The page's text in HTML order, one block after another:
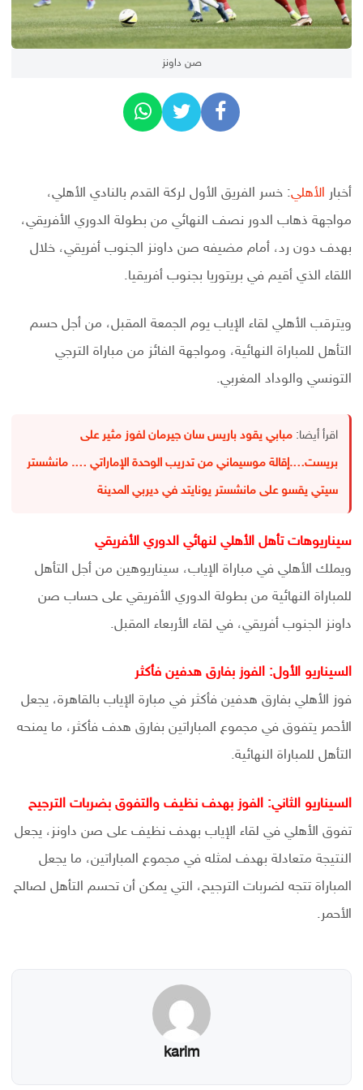
صن داونز
أخبار الأهلي: خسر الفريق الأول لركة القدم بالنادي الأهلي،
مواجهة ذهاب الدور نصف النهائي من بطولة الدوري الأفريقي،
بهدف دون رد، أمام مضيفه صن داونز الجنوب أفريقي، خلال
اللقاء الذي أقيم في بريتوريا بجنوب أفريقيا.
ويترقب الأهلي لقاء الإياب يوم الجمعة المقبل، من أجل حسم
التأهل للمباراة النهائية، ومواجهة الفائز من مباراة الترجي
التونسي والوداد المغربي.
اقرأ أيضا: مبابي يقود باريس سان جيرمان لفوز مثير على
بريست….إقالة موسيماني من تدريب الوحدة الإماراتي …. مانشستر
سيتي يقسو على مانشستر يونايتد في ديربي المدينة
سيناريوهات تأهل الأهلي لنهائي الدوري الأفريقي
ويملك الأهلي في مباراة الإياب، سيناريوهين من أجل التأهل
للمباراة النهائية من بطولة الدوري الأفريقي على حساب صن
داونز الجنوب أفريقي، في لقاء الأربعاء المقبل.
السيناريو الأول: الفوز بفارق هدفين فأكثر
فوز الأهلي بفارق هدفين فأكثر في مبارة الإياب بالقاهرة، يجعل
الأحمر يتفوق في مجموع المباراتين بفارق هدف فأكثر، ما يمنحه
التأهل للمباراة النهائية.
السيناريو الثاني: الفوز بهدف نظيف والتفوق بضربات الترجيح
تفوق الأهلي في لقاء الإياب بهدف نظيف على صن داونز، يجعل
النتيجة متعادلة بهدف لمثله في مجموع المباراتين، ما يجعل
المباراة تتجه لضربات الترجيح، التي يمكن أن تحسم التأهل لصالح
الأحمر.
karim